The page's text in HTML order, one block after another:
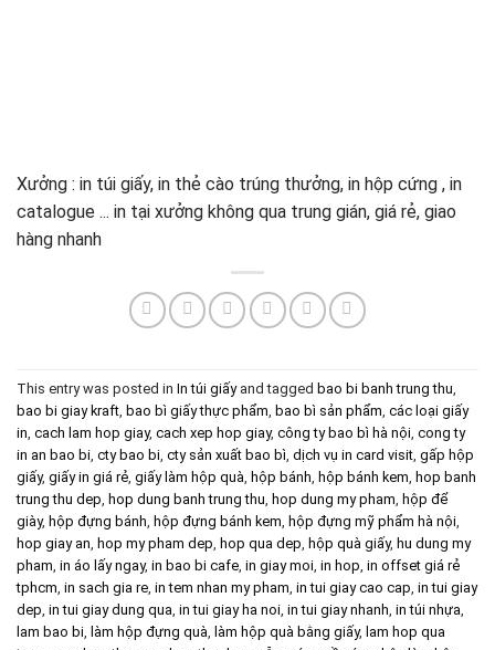
Xưởng : in túi giấy, in thẻ cào trúng thưởng, in hộp cứng , in
catalogue ... in tại xưởng không qua trung gián, giá rẻ, giao
hàng nhanh
This entry was posted in In túi giấyand tagged bao bi banh trung thu
bao bi giay kraft bao bì giấy thực phẩm bao bì sản phẩm các loại giấy
in cach lam hop giay, cach xep hop giay, công ty bao bì hà nội cong ty
in an bao bi cty bao bi cty sản xuất bao bì dịch vụ in card visit gấp hộp
giấy, giấy in giá rẻ giấy làm hộp quà hộp bánh hộp bánh kem hop banh
trung thu dep hop dung banh trung thu hop dung my pham hộp để
giày, hộp đựng bánh hộp đựng bánh kem hộp đựng mỹ phẩm hà nội
hop giay an hop my pham dep hop qua dep hộp quà giấy, hu dung my
pham in áo lấy ngay, in bao bi cafe in giay moi in hop in offset giá rẻ
tphcm in sach gia re in tem nhan my pham in tui giay cao cap in tui giay
dep in tui giay dung qua in tui giay ha noi in tui giay nhanh in túi nhựa
lam bao bi
làm hộp đựng quà làm hộp quà bằng giấy, lam hop qua